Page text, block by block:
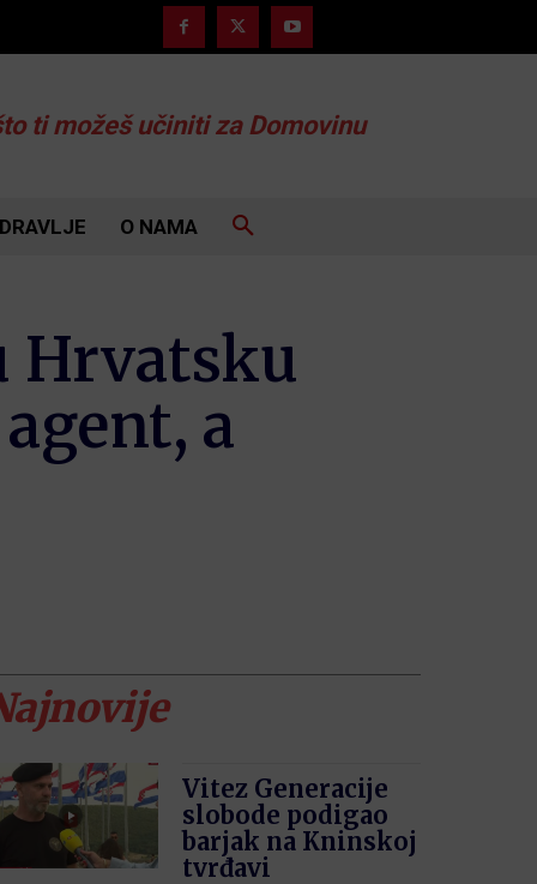
ti možeš učiniti za Domovinu
O NAMA
Hrvatsku
a
Vitez Generacije
slobode podigao
barjak na Kninskoj
tvrđavi